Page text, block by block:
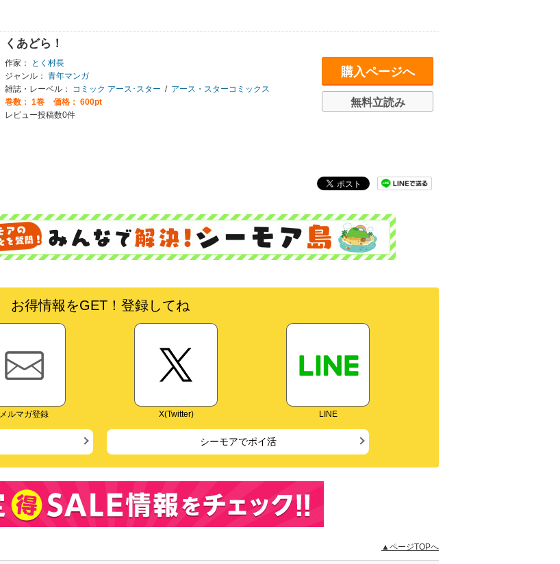
くあどら！
作家：
とく村長
ジャンル： 青年マンガ
雑誌・レーベル：
コミック アース･スター / アース・スターコミックス
巻数： 1巻
価格： 600pt
レビュー投稿数0件
購入ページへ
無料立読み
お得情報をGET！登録してね
メルマガ登録 X(Twitter) LINE
シーモアでポイ活
▲ページTOPへ